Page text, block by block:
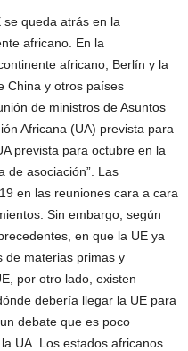
se queda atrás en la
africano. En la
africano, Berlín y la
China y otros países
de ministros de Asuntos
Africana (UA) prevista para
prevista para octubre en la
de asociación”. Las
en las reuniones cara a cara
Sin embargo, según
en que la UE ya
de materias primas y
por otro lado, existen
debería llegar la UE para
debate que es poco
UA. Los estados africanos